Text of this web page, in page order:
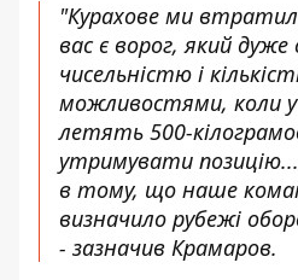
"Курахове ми
вас є ворог, який
чисельністю і
можливостями, коли
летять 500-
утримувати
в тому, що наше
визначило рубежі
- зазначив Крамаров.